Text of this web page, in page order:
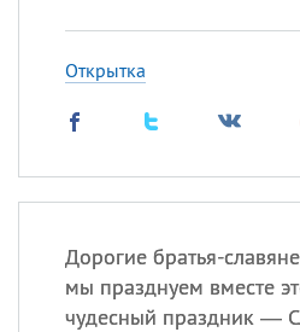
Открытка
Дорогие братья-
мы празднуем вместе
чудесный праздник —